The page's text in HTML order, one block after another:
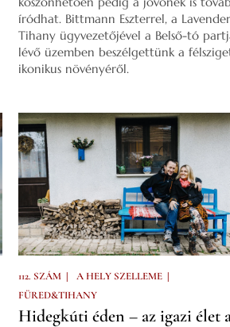
íródhat. Bittmann Eszterrel, a Lavender
Tihany ügyvezetőjével a Belső-tó
lévő üzemben beszélgettünk a
ikonikus növényéről.
112. SZÁM | A HELY SZELLEME |
FÜRED&TIHANY
Hidegkúti éden – az igazi élet